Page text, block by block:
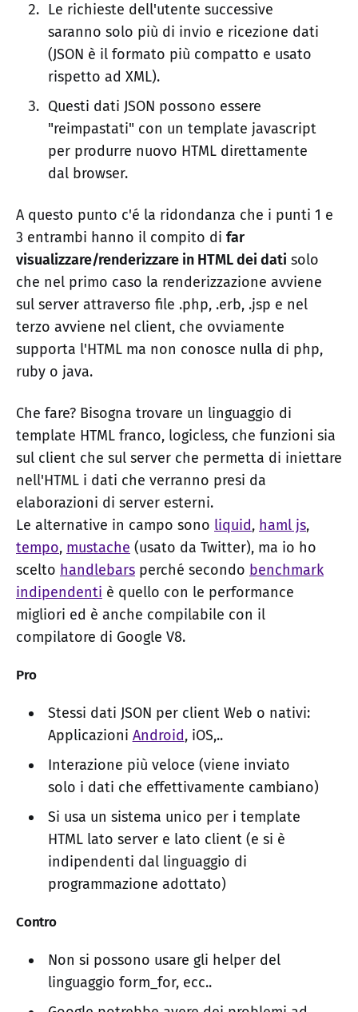
Le richieste dell'utente successive
saranno solo più di invio e ricezione dati
(JSON è il formato più compatto e usato
rispetto ad XML).
Questi dati JSON possono essere
"reimpastati" con un template javascript
per produrre nuovo HTML direttamente
dal browser.
A questo punto c'é la ridondanza che i punti 1 e
3 entrambi hanno il compito di far
visualizzare/renderizzare in HTML dei dati solo
che nel primo caso la renderizzazione avviene
sul server attraverso file .php, .erb, .jsp e nel
terzo avviene nel client, che ovviamente
supporta l'HTML ma non conosce nulla di php,
ruby o java.
Che fare? Bisogna trovare un linguaggio di
template HTML franco, logicless, che funzioni sia
sul client che sul server che permetta di iniettare
nell'HTML i dati che verranno presi da
elaborazioni di server esterni.
Le alternative in campo sono liquid, haml js,
tempo, mustache (usato da Twitter), ma io ho
scelto handlebars perché secondo benchmark
indipendenti è quello con le performance
migliori ed è anche compilabile con il
compilatore di Google V8.
Pro
Stessi dati JSON per client Web o nativi:
Applicazioni Android, iOS,..
Interazione più veloce (viene inviato
solo i dati che effettivamente cambiano)
Si usa un sistema unico per i template
HTML lato server e lato client (e si è
indipendenti dal linguaggio di
programmazione adottato)
Contro
Non si possono usare gli helper del
linguaggio form_for, ecc..